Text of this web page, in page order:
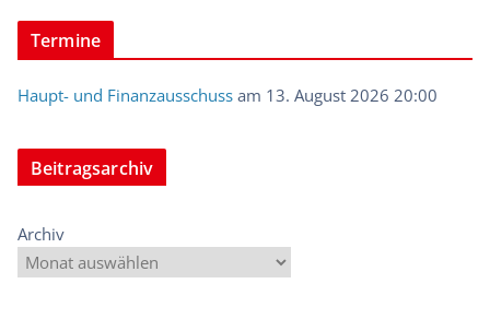
Termine
Haupt- und Finanzausschuss am 13. August 2026 20:00
Beitragsarchiv
Archiv